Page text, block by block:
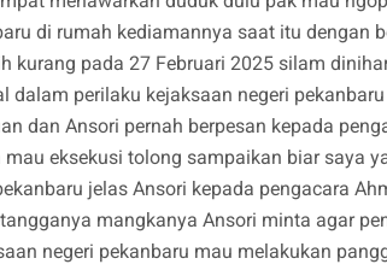
di rumah kediamannya saat itu dengan
kurang pada 27 Februari 2025 silam
dalam perilaku kejaksaan negeri
dan Ansori pernah berpesan kepada
eksekusi tolong sampaikan biar saya
jelas Ansori kepada pengacara
mangkanya Ansori minta agar
negeri pekanbaru mau melakukan